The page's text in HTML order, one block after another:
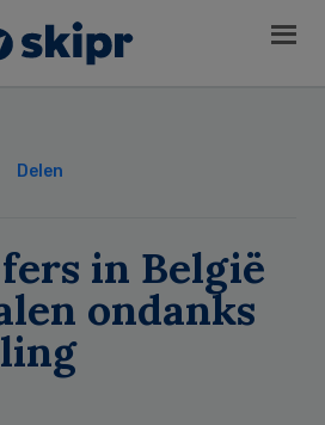
Delen
in België
ondanks